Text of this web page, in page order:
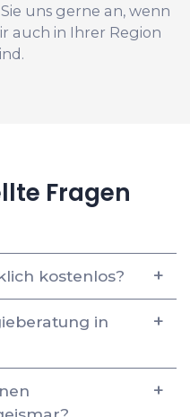
uns gerne an, wenn
auch in Ihrer Region
Fragen
kostenlos?
in